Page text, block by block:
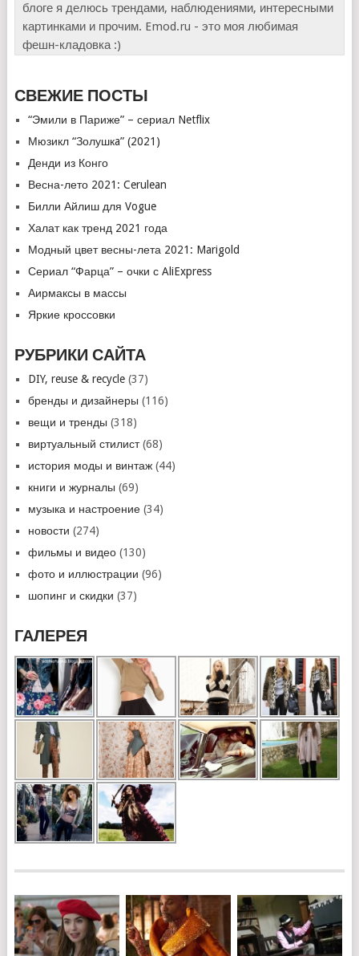
блоге я делюсь трендами, наблюдениями, интересными
картинками и прочим. Emod.ru - это моя любимая
фешн-кладовка :)
СВЕЖИЕ ПОСТЫ
“Эмили в Париже” – сериал Netflix
Мюзикл “Золушкa” (2021)
Денди из Конго
Весна-лето 2021: Cerulean
Билли Айлиш для Vogue
Халат как тренд 2021 года
Модный цвет весны-лета 2021: Marigold
Сериал “Фарца” – очки с AliExpress
Аирмаксы в массы
Яркие кроссовки
РУБРИКИ САЙТА
DIY, reuse & recycle(37)
бренды и дизайнеры (116)
вещи и тренды (318)
виртуальный стилист(68)
история моды и винтаж(44)
книги и журналы (69)
музыка и настроение(34)
новости (274)
фильмы и видео(130)
фото и иллюстрации (96)
шопинг и скидки (37)
ГАЛЕРЕЯ